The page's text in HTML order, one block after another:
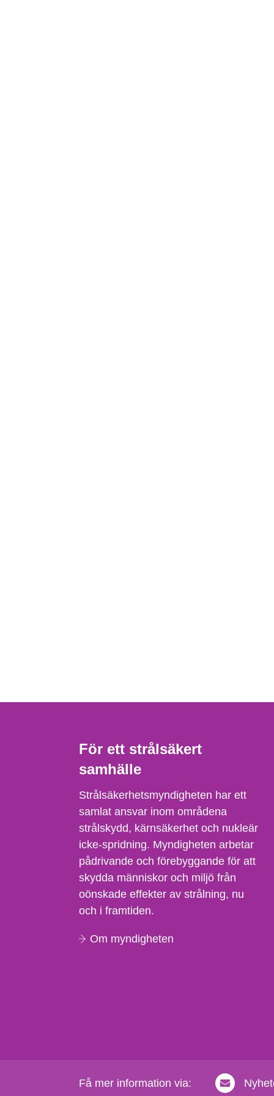
För ett strålsäkert
samhälle
Strålsäkerhetsmyndigheten har ett
samlat ansvar inom områdena
strålskydd, kärnsäkerhet och nukleär
icke-spridning. Myndigheten arbetar
pådrivande och förebyggande för att
skydda människor och miljö från
oönskade effekter av strålning, nu
och i framtiden.
Om myndigheten
Få mer information via: